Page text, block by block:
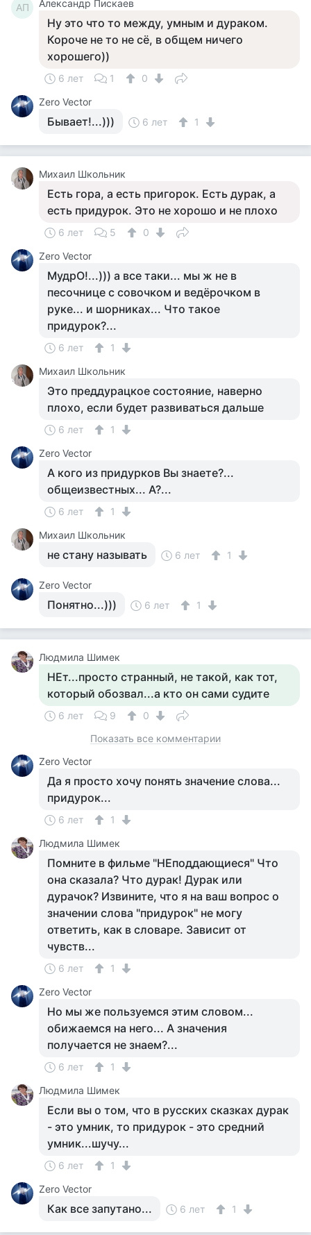
АП Александр Пискаев
Ну это что то между, умным и дураком.
Короче не то не сё, в общем ничего
хорошего))
6 лет 1
0
Zero Vector
Бывает!...))) 6 лет 1
Михаил Школьник
Есть гора, а есть пригорок. Есть дурак, а
есть придурок. Это не хорошо и не плохо
6 лет 5
0
Zero Vector
МудрО!...))) а все таки... мы ж не в
песочнице с совочком и ведёрочком в
руке... и шорниках... Что такое
придурок?...
6 лет
1
Михаил Школьник
Это преддурацкое состояние, наверно
плохо, если будет развиваться дальше
6 лет
1
Zero Vector
А кого из придурков Вы знаете?...
общеизвестных... А?...
6 лет
1
Михаил Школьник
не стану называть 6 лет 1
Zero Vector
Понятно...))) 6 лет 1
Людмила Шимек
НЕт...просто странный, не такой, как тот,
который обозвал...а кто он сами судите
6 лет 9
0
Показать все комментарии
Zero Vector
Да я просто хочу понять значение слова...
придурок...
6 лет
1
Людмила Шимек
Помните в фильме "НЕподдающиеся" Что
она сказала? Что дурак! Дурак или
дурачок? Извините, что я на ваш вопрос о
значении слова "придурок" не могу
ответить, как в словаре. Зависит от
чувств...
6 лет
1
Zero Vector
Но мы же пользуемся этим словом...
обижаемся на него... А значения
получается не знаем?...
6 лет
1
Людмила Шимек
Если вы о том, что в русских сказках дурак
- это умник, то придурок - это средний
умник...шучу...
6 лет
1
Zero Vector
Как все запутано... 6 лет 1